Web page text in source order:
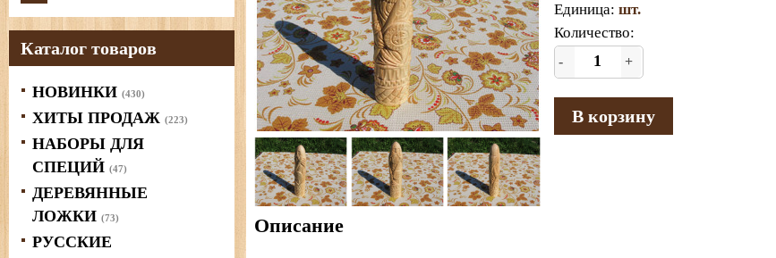
Единица: шт.
Количество:
- +
В корзину
Описание
Каталог товаров
НОВИНКИ (430)
ХИТЫ ПРОДАЖ (223)
НАБОРЫ ДЛЯ
СПЕЦИЙ (47)
ДЕРЕВЯННЫЕ
ЛОЖКИ (73)
РУССКИЕ